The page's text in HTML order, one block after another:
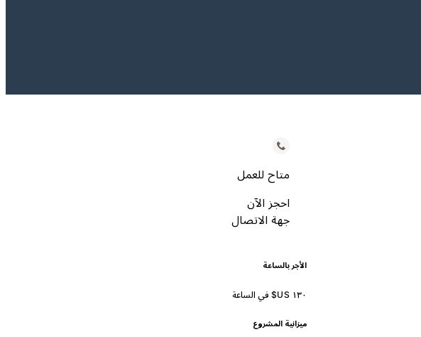
متاح للعمل
احجز الآن
جهة الاتصال
الأجر بالساعة
ميزانية المشروع